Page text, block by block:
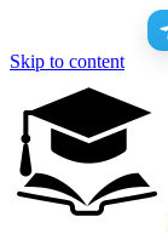
Skip to content